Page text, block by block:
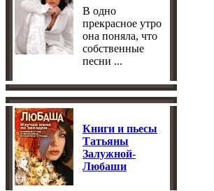
В одно
прекрасное утро
она поняла, что
собственные
песни ...
Книги и пьесы
Татьяны
Залужной-
Любаши